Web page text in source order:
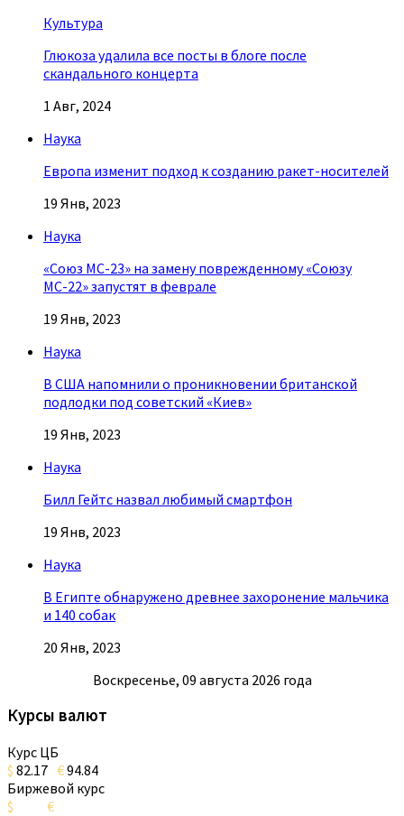
Культура
Глюкоза удалила все посты в блоге после
скандального концерта
1 Авг, 2024
Наука
Европа изменит подход к созданию ракет-носителей
19 Янв, 2023
Наука
«Союз МС-23» на замену поврежденному «Союзу
МС-22» запустят в феврале
19 Янв, 2023
Наука
В США напомнили о проникновении британской
подлодки под советский «Киев»
19 Янв, 2023
Наука
Билл Гейтс назвал любимый смартфон
19 Янв, 2023
Наука
В Египте обнаружено древнее захоронение мальчика
и 140 собак
20 Янв, 2023
Воскресенье, 09 августа 2026 года
Курсы валют
Курс ЦБ
$ 82.17 €94.84
Биржевой курс
$
€